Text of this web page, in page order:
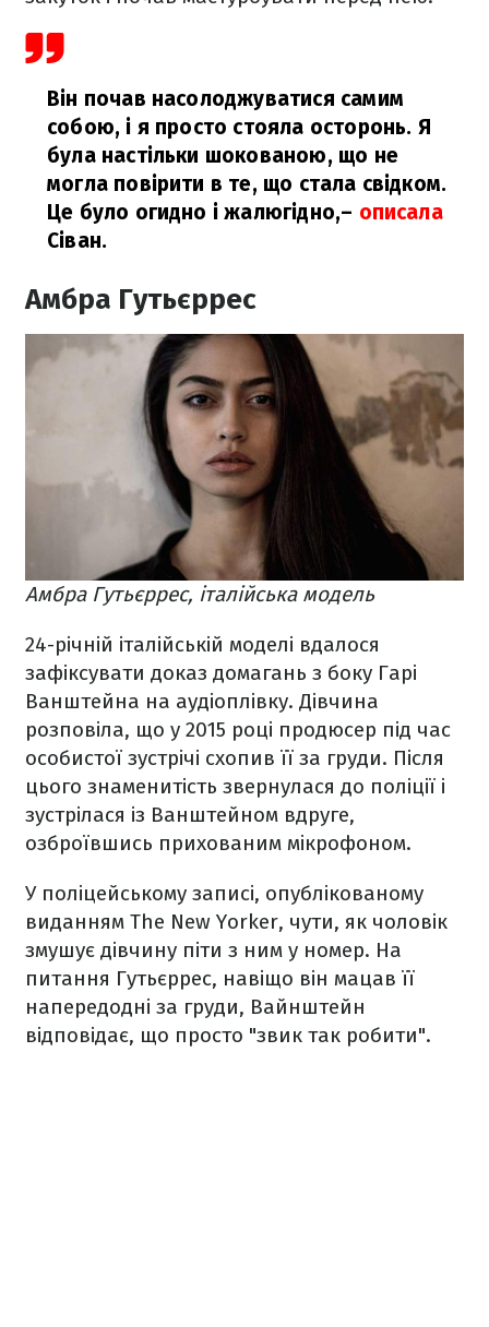
Він почав насолоджуватися самим
собою, і я просто стояла осторонь. Я
була настільки шокованою, що не
могла повірити в те, що стала свідком.
Це було огидно і жалюгідно,– описала
Сіван.
Амбра Гутьєррес
Амбра Гутьєррес, італійська модель
24-річній італійській моделі вдалося
зафіксувати доказ домагань з боку Гарі
Ванштейна на аудіоплівку. Дівчина
розповіла, що у 2015 році продюсер під час
особистої зустрічі схопив її за груди. Після
цього знаменитість звернулася до поліції і
зустрілася із Ванштейном вдруге,
озброївшись прихованим мікрофоном.
У поліцейському записі, опублікованому
виданням The New Yorker, чути, як чоловік
змушує дівчину піти з ним у номер. На
питання Гутьєррес, навіщо він мацав її
напередодні за груди, Вайнштейн
відповідає, що просто "звик так робити".